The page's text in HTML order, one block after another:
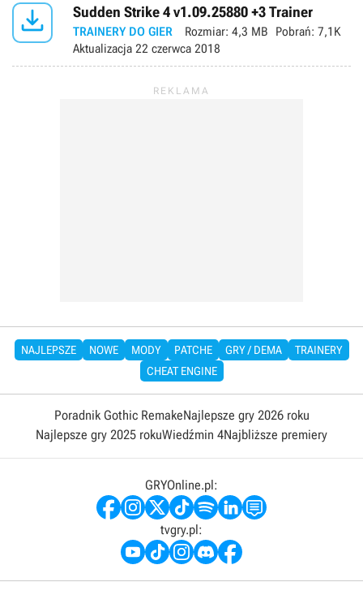
 Sudden Strike 4 v1.09.25880 +3 Trainer
TRAINERY DO GIER Rozmiar: 4,3 MB Pobrań: 7,1K
Aktualizacja 22 czerwca 2018
NAJLEPSZE NOWE MODY PATCHE GRY / DEMA
TRAINERY
CHEAT ENGINE
Poradnik Gothic RemakeNajlepsze gry 2026 roku
Najlepsze gry 2025 rokuWiedźmin 4Najbliższe premiery
GRYOnline.pl:
tvgry.pl: